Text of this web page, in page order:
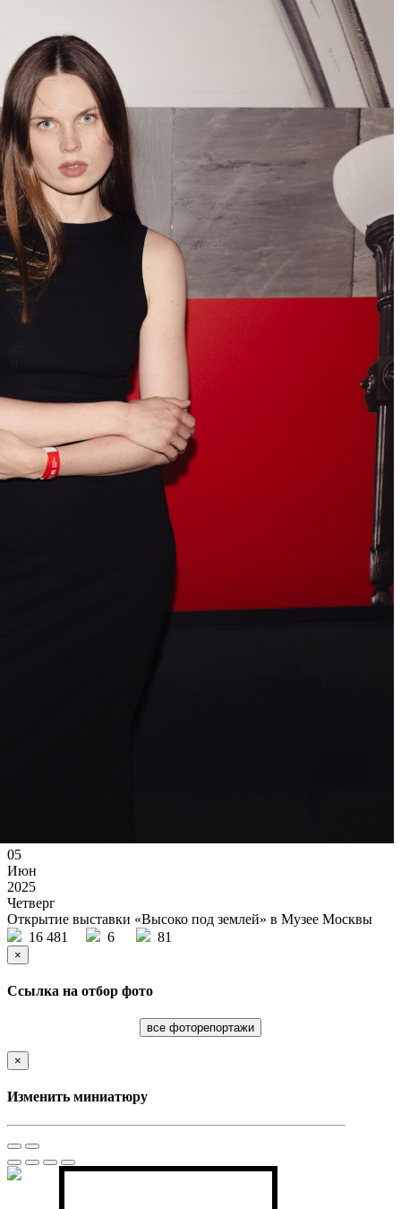
Четверг
Финальный день работы выставки «Будущее воспоминаний»
в усадьбе Демидовых на Новой Басманной
13 297
3
×
Ссылка на отбор фото
05
Июн
2025
Четверг
Открытие выставки «Высоко под землей» в Музее Москвы
16 481
6 81
×
Ссылка на отбор фото
все фоторепортажи
×
Изменить миниатюру